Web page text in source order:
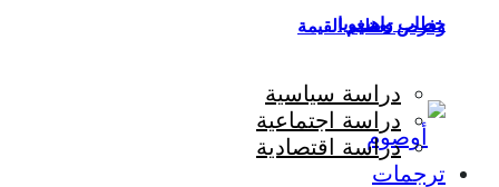
خطاب واهيغويا
وفرص تعظيم القيمة
دراسة سياسية
دراسة اجتماعية
دراسة اقتصادية
ترجمات